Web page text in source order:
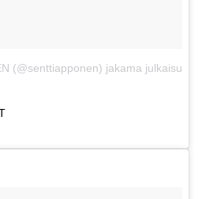
(@senttiapponen) jakama julkaisu